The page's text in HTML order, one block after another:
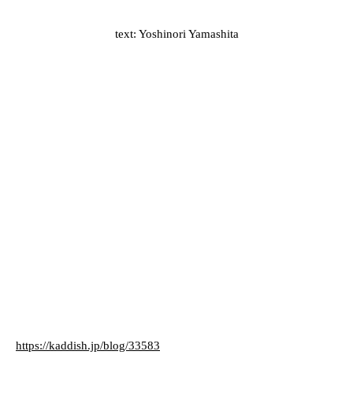
text: Yoshinori Yamashita
https://kaddish.jp/blog/33583